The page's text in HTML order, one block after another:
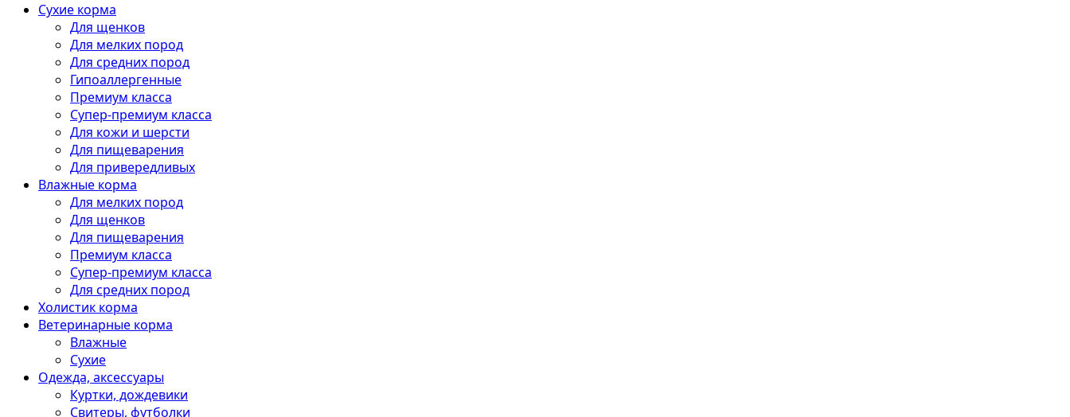
Сухие корма
Для щенков
Для мелких пород
Для средних пород
Гипоаллергенные
Премиум класса
Супер-премиум класса
Для кожи и шерсти
Для пищеварения
Для привередливых
Влажные корма
Для мелких пород
Для щенков
Для пищеварения
Премиум класса
Супер-премиум класса
Для средних пород
Холистик корма
Ветеринарные корма
Влажные
Сухие
Одежда, аксессуары
Куртки, дождевики
Свитеры, футболки